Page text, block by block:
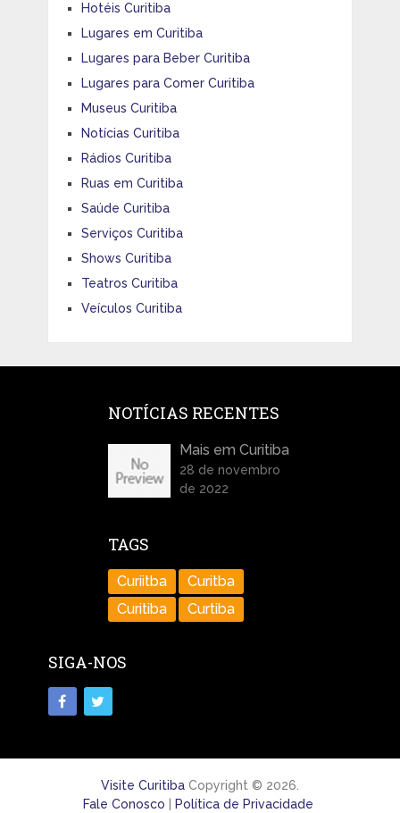
Hotéis Curitiba
Lugares em Curitiba
Lugares para Beber Curitiba
Lugares para Comer Curitiba
Museus Curitiba
Notícias Curitiba
Rádios Curitiba
Ruas em Curitiba
Saúde Curitiba
Serviços Curitiba
Shows Curitiba
Teatros Curitiba
Veículos Curitiba
NOTÍCIAS RECENTES
Mais em Curitiba
28 de novembro
de 2022
TAGS
Curiitba
Curitba
Curitiba
Curtiba
SIGA-NOS
Visite CuritibaCopyright © 2026.
Fale Conosco
Política de Privacidade